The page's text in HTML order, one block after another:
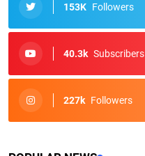
153K Followers
40.3k Subscribers
227k Followers